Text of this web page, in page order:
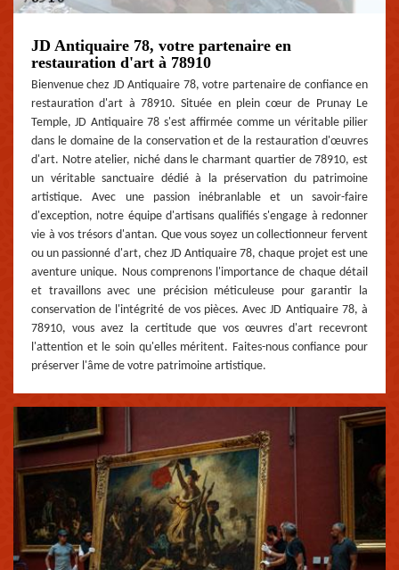
JD Antiquaire 78, votre partenaire en
restauration d'art à 78910
Bienvenue chez JD Antiquaire 78, votre partenaire de confiance en
restauration d'art à 78910. Située en plein cœur de Prunay Le
Temple, JD Antiquaire 78 s'est affirmée comme un véritable pilier
dans le domaine de la conservation et de la restauration d'œuvres
d'art. Notre atelier, niché dans le charmant quartier de 78910, est
un véritable sanctuaire dédié à la préservation du patrimoine
artistique. Avec une passion inébranlable et un savoir-faire
d'exception, notre équipe d'artisans qualifiés s'engage à redonner
vie à vos trésors d'antan. Que vous soyez un collectionneur fervent
ou un passionné d'art, chez JD Antiquaire 78, chaque projet est une
aventure unique. Nous comprenons l'importance de chaque détail
et travaillons avec une précision méticuleuse pour garantir la
conservation de l'intégrité de vos pièces. Avec JD Antiquaire 78, à
78910, vous avez la certitude que vos œuvres d'art recevront
l'attention et le soin qu'elles méritent. Faites-nous confiance pour
préserver l'âme de votre patrimoine artistique.